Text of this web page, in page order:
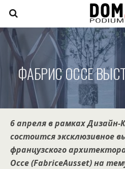
ФАБРИС ОССЕ
6 апреля в рамках Дизайн-
состоится эксклюзивное
французского
Оссе (FabriceAusset) на